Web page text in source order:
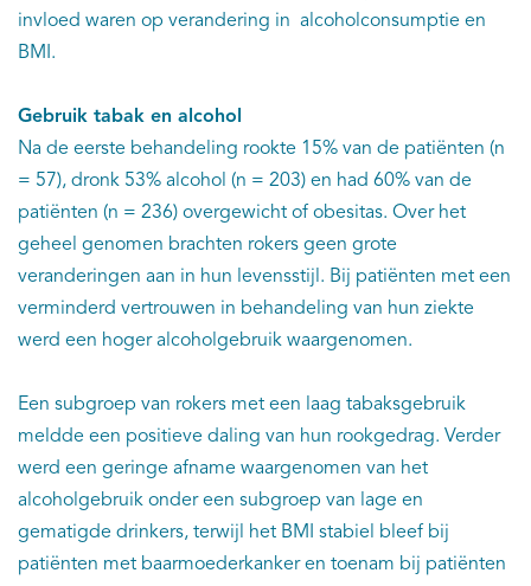
invloed waren op verandering in alcoholconsumptie en
BMI.
Gebruik tabak en alcohol
Na de eerste behandeling rookte 15% van de patiënten (n
= 57), dronk 53% alcohol (n = 203) en had 60% van de
patiënten (n = 236) overgewicht of obesitas. Over het
geheel genomen brachten rokers geen grote
veranderingen aan in hun levensstijl. Bij patiënten met een
verminderd vertrouwen in behandeling van hun ziekte
werd een hoger alcoholgebruik waargenomen.
Een subgroep van rokers met een laag tabaksgebruik
meldde een positieve daling van hun rookgedrag. Verder
werd een geringe afname waargenomen van het
alcoholgebruik onder een subgroep van lage en
gematigde drinkers, terwijl het BMI stabiel bleef bij
patiënten met baarmoederkanker en toenam bij patiënten